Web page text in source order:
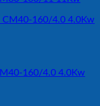
160/4.0 4.0Kw